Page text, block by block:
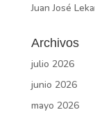
Juan José
Archivos
julio 2026
junio 2026
mayo 2026